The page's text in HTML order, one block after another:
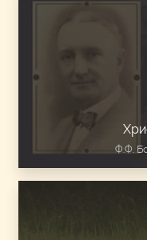
Ф.Ф.